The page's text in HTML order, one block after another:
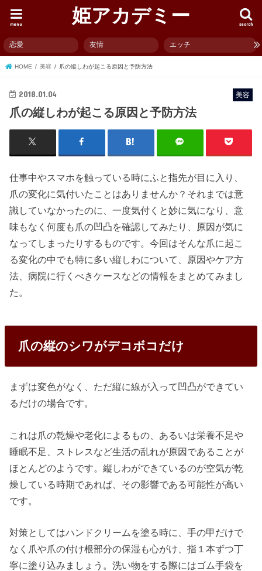
姫アカデミー search
menu
恋愛 友情 エッチ
HOME 美容 爪の縦しわが起こる原因と予防方法
美容
2018.01.04
爪の縦しわが起こる原因と予防方法
仕事中やスマホを触っている時にふと指先が目に入り、
爪の変化に気付いたことはありませんか？それまでは意
識していなかったのに、一度気付くと妙に気になり、意
味もなく何度も爪の凹凸を確認してみたり、原因が気に
なってしまったりするものです。今回はそんな爪に起こ
る変化の中でも特に多い縦しわについて、原因やケア方
法、病院に行くべきケースなどの情報をまとめてみまし
た。
爪の縦のシワがデコボコだけ
まずは変色がなく、ただ縦に線が入って凹凸ができてい
るだけの場合です。
これは爪の乾燥や老化によるもの、あるいは栄養不足や
睡眠不足、ストレスなど生活の乱れが原因であることが
ほとんどのようです。縦しわができているのが空気が乾
燥している時期であれば、その影響である可能性が高い
です。
対策としてはハンドクリームを塗る時に、手の甲だけで
なく爪や爪の付け根部分の保湿も心がけ、指１本ずつ丁
寧に塗り込みましょう。洗い物をする際にはゴム手袋を